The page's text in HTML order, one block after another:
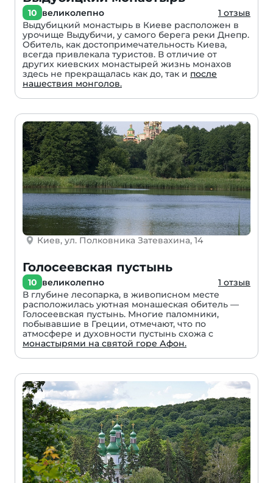
10 великолепно
1 отзыв
Выдубицкий монастырь в Киеве расположен в
урочище Выдубичи, у самого берега реки Днепр.
Обитель, как достопримечательность Киева,
всегда привлекала туристов. В отличие от
других киевских монастырей жизнь монахов
здесь не прекращалась как до, так и после
нашествия монголов.
Киев, ул. Полковника Затевахина, 14
Голосеевская пустынь
10 великолепно
1 отзыв
В глубине лесопарка, в живописном месте
расположилась уютная монашеская обитель —
Голосеевская пустынь. Многие паломники,
побывавшие в Греции, отмечают, что по
атмосфере и духовности пустынь схожа с
монастырями на святой горе Афон.